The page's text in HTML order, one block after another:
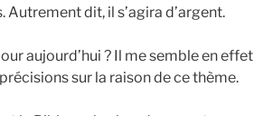
dit, il s’agira d’argent.
aujourd’hui ? Il me semble en effet
sur la raison de ce thème.